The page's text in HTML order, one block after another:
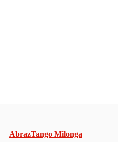
AbrazTango Milonga